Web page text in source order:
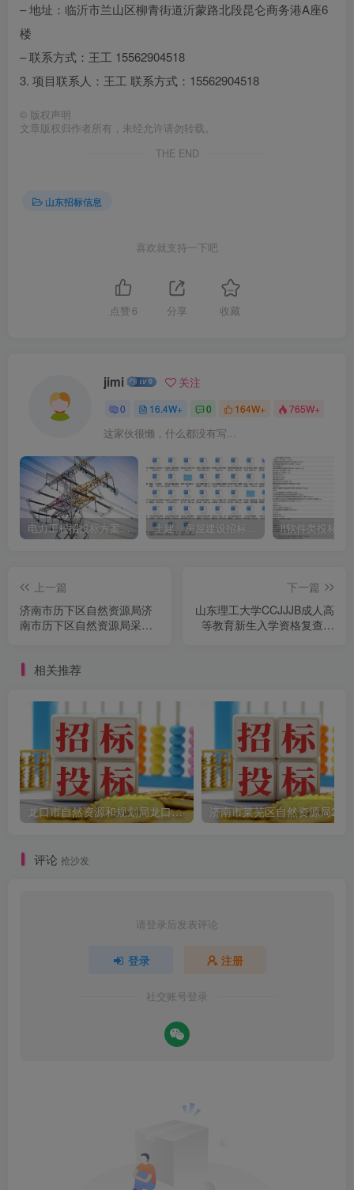
– 地址：临沂市兰山区柳青街道沂蒙路北段昆仑商务港A座6
楼
– 联系方式：王工 15562904518
3. 项目联系人：王工 联系方式：15562904518
© 版权声明
文章版权归作者所有，未经允许请勿转载。
THE END
山东招标信息
喜欢就支持一下吧
点赞 6 分享 收藏
jimi 关注
0 16.4W+ 0 164W+ 765W+
这家伙很懒，什么都没有写...
电力工程招投标方案模板 土建、房屋建设招标文件标书模板 it软件类投标书
上一篇
济南市历下区自然资源局济
南市历下区自然资源局采购
下一篇
山东理工大学CCJJJB成人高
等教育新生入学资格复查人
相关推荐
龙口市自然资源和规划局龙口市2025年土地征收成片开发方案编制项目竞争性磋商公告
评论 抢沙发
请登录后发表评论
登录 注册
社交账号登录